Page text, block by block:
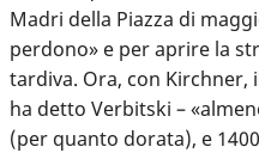
Madri della Piazza di
perdono» e per aprire la
tardiva. Ora, con Kirchner,
ha detto Verbitski –
(per quanto dorata), e